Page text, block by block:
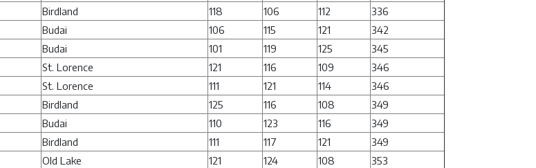
Birdland 118 106 112
336
Budai 106 115 121
342
Budai 101 119 125
345
St. Lorence 121 116 109
346
St. Lorence 111 121 114
346
Birdland 125 116 108
349
Budai 110 123 116
349
Birdland 111 117 121
349
Old Lake 121 124 108
353